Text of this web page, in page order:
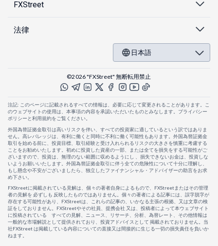
FXStreet
法律
日本語
©2026 "FXStreet" 無断転用禁止
注記: このページに記載されるすべての情報は、必要に応じて変更されることがあります。こ
のウェブサイトの使用は、本事項の内容を承認いただいたものとみなします。プライバシー
ポリシーと利用規約をご覧ください。
外国為替証拠金取引は高いリスクを伴い、すべての投資家に適しているという訳ではありま
せん。高レバレッジは、有利に働くと同時に不利に働く可能性もあります。外国為替証拠金
取引を始める前に、投資目標、取引経験と受け入れられるリスクの大きさを慎重に考慮する
ことをお勧めいたします。初めに投資した資産の一部、または全てを損失をする可能性がご
ざいますので、投資は、無理のない範囲に収めるようにし 、損失できないお金は、投資しな
いようお願いいたします。外国為替証拠金取引に伴う全ての危険性について十分に理解し、
もし懸念や不安がございましたら、独立したファイナンシャル・アドバイザーの助言をお求
め下さい。
FXStreetに掲載されている見解は、個々の著者自身によるもので、FXStreetまたはその管理
者の見解を 必ずしも 反映したものではありません。個々の著者による記事には、誤字脱字が
存在する可能性があり、FXStreetは、これらの記事の、いかなる主張の根拠、又は文章の検
証をしておりません。FXStreetやその社員、提携会社 又は、投稿者によって本ウェブサイト
に投稿されている すべての見解、ニュース、リサーチ、分析、為替レート、その他情報は
一般的な市場解説として提供されており、投資アドバイスとして 掲載されておりません。当
社FXStreet は掲載している内容についての直接又は間接的に生じる一切の損失責任を負いか
ねます。